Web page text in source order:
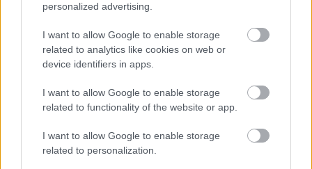
personalized advertising.
I want to allow Google to enable storage
related to analytics like cookies on web or
device identifiers in apps.
I want to allow Google to enable storage
related to functionality of the website or app.
I want to allow Google to enable storage
related to personalization.
ΔΕΙΤΕ ΕΠΙΣΗΣ